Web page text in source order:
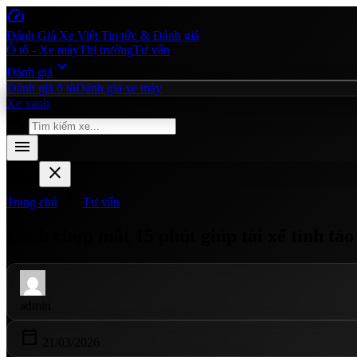
speed
Đánh Giá Xe Việt Tin tức & Đánh giá
Ô tô - Xe máyThị trườngTư vấn
Đánh giá expand_more
Đánh giá ô tôĐánh giá xe máy
Xe xanh
menu
close
Trang chủ Tư vấn